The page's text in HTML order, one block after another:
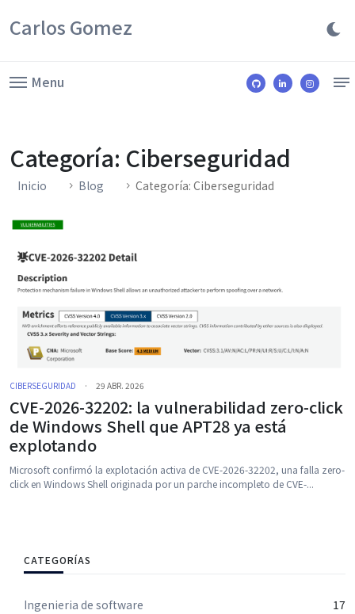
Carlos Gomez
Menu
Categoría: Ciberseguridad
Inicio Blog Categoría: Ciberseguridad
CIBERSEGURIDAD · 29 ABR. 2026
CVE-2026-32202: la vulnerabilidad zero-click
de Windows Shell que APT28 ya está
explotando
Microsoft confirmó la explotación activa de CVE-2026-32202, una falla zero-
click en Windows Shell originada por un parche incompleto de CVE-...
CATEGORÍAS
Ingenieria de software
17